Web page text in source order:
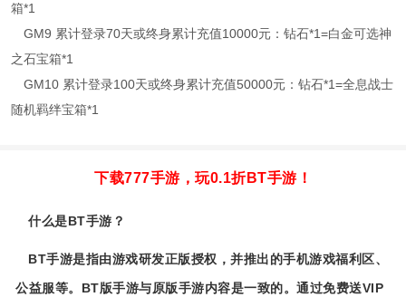
箱*1
GM9 累计登录70天或终身累计充值10000元：钻石*1=白金可选神
之石宝箱*1
GM10 累计登录100天或终身累计充值50000元：钻石*1=全息战士
随机羁绊宝箱*1
下载777手游，玩0.1折BT手游！
什么是BT手游？
BT手游是指由游戏研发正版授权，并推出的手机游戏福利区、
公益服等。BT版手游与原版手游内容是一致的。通过免费送VIP